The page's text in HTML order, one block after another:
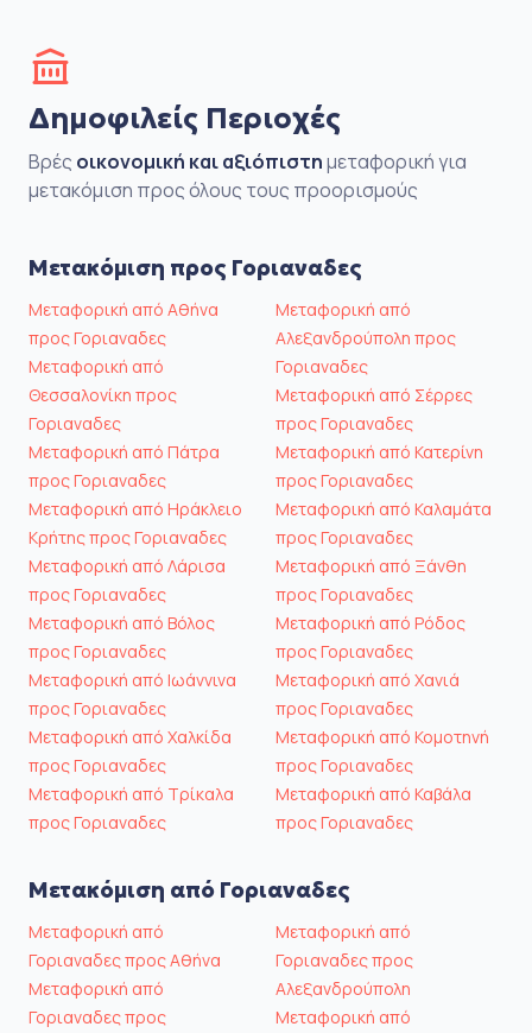
Δημοφιλείς Περιοχές
Βρές οικονομική και αξιόπιστημεταφορική για
μετακόμιση προς όλους τους προορισμούς
Μετακόμιση προς Γοριαναδες
Μεταφορική από Αθήνα
προς Γοριαναδες
Μεταφορική από
Θεσσαλονίκη προς
Γοριαναδες
Μεταφορική από Πάτρα
προς Γοριαναδες
Μεταφορική από Ηράκλειο
Κρήτης προς Γοριαναδες
Μεταφορική από Λάρισα
προς Γοριαναδες
Μεταφορική από Βόλος
προς Γοριαναδες
Μεταφορική από Ιωάννινα
προς Γοριαναδες
Μεταφορική από Χαλκίδα
προς Γοριαναδες
Μεταφορική από Τρίκαλα
προς Γοριαναδες
Μεταφορική από
Αλεξανδρούπολη προς
Γοριαναδες
Μεταφορική από Σέρρες
προς Γοριαναδες
Μεταφορική από Κατερίνη
προς Γοριαναδες
Μεταφορική από Καλαμάτα
προς Γοριαναδες
Μεταφορική από Ξάνθη
προς Γοριαναδες
Μεταφορική από Ρόδος
προς Γοριαναδες
Μεταφορική από Χανιά
προς Γοριαναδες
Μεταφορική από Κομοτηνή
προς Γοριαναδες
Μεταφορική από Καβάλα
προς Γοριαναδες
Μετακόμιση από Γοριαναδες
Μεταφορική από
Γοριαναδες προς Αθήνα
Μεταφορική από
Γοριαναδες προς
Μεταφορική από
Γοριαναδες προς
Αλεξανδρούπολη
Μεταφορική από